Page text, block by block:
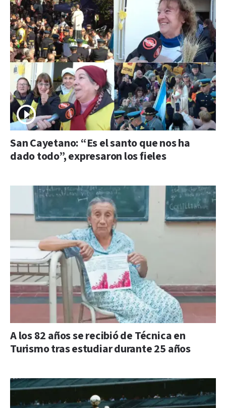
San Cayetano: “Es el santo que nos ha
dado todo”, expresaron los fieles
A los 82 años se recibió de Técnica en
Turismo tras estudiar durante 25 años